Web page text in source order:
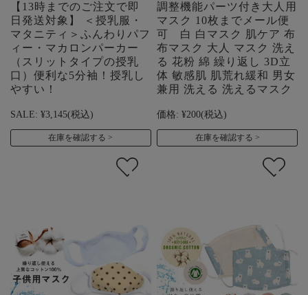
【13時までのご注文で即
日発送対象】 ＜授乳服・
マタニティ＞ふんわりパフ
ィー・マカロンパーカー
（スリットタイプの授乳
口）便利な5分袖！授乳し
やすい！
SALE: ¥3,145(税込)
在庫を確認する
調整機能パーツ付き大人用
マスク 10枚までメール便
可 白 白マスク 肌ケア 布
布マスク 大人 マスク 洗え
る 花粉 綿 繰り返し 3D立
体 敏感肌 肌荒れ緩和 男女
兼用 洗える 洗えるマスク
価格: ¥200(税込)
在庫を確認する